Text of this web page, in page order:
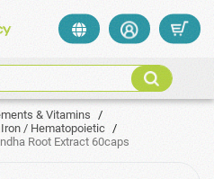
& Vitamins
/
/ Hematopoietic /
Root Extract 60caps